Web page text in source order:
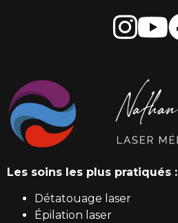
Les soins les plus pratiqués :
Détatouage laser
Épilation laser